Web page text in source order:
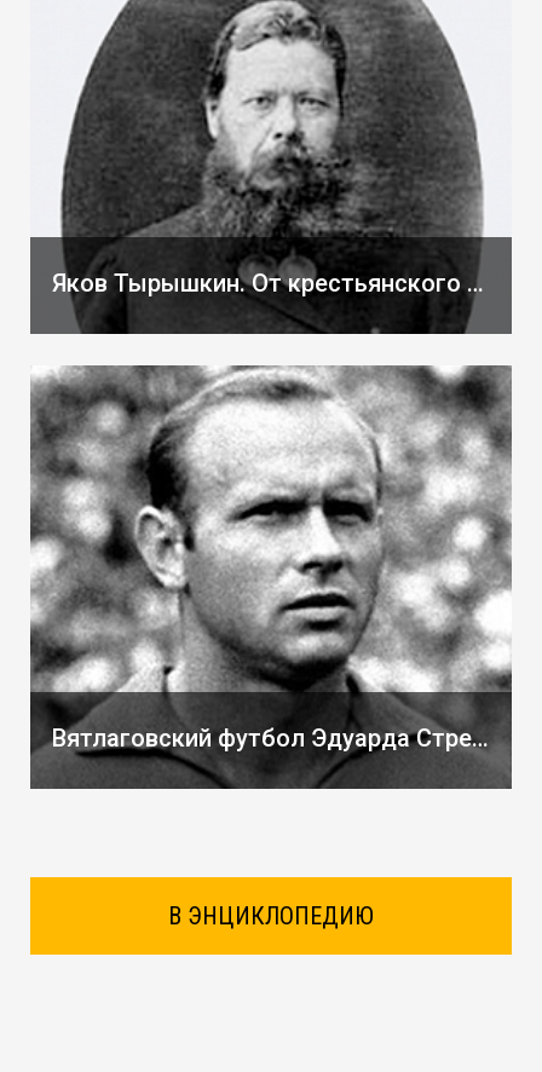
Яков Тырышкин. От крестьянского сына до пароходного магната
Вятлаговский футбол Эдуарда Стрельцова
В ЭНЦИКЛОПЕДИЮ